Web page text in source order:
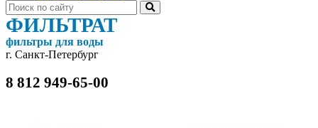
ФИЛЬТРАТ
фильтры для воды
г. Санкт-Петербург
8 812 949-65-00